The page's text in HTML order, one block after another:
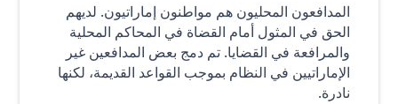
المدافعون المحليون هم مواطنون إماراتيون. لديهم
الحق في المثول أمام القضاة في المحاكم المحلية
والمرافعة في القضايا. تم دمج بعض المدافعين غير
الإماراتيين في النظام بموجب القواعد القديمة، لكنها
نادرة.